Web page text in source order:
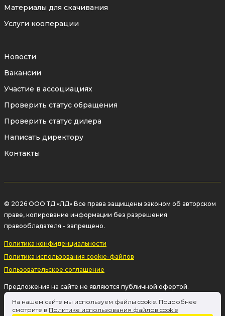
воздействия окружающей среды и
обеспечивает длительную эксплуатацию
корпусапредотвращает попадание
влаги и загрязнений внутрь редуктора,
обеспечивая надежную работу
внутренних механизмов и увеличивая
длительную эксплуатацию в тяжелых
промышленных условиях.
✅ Универсальность применения
Редукторы LD предназначены для
управления:
шаровыми кранами;
дископоворотными затворами;
Материалы для скачивания
Услуги кооперации
Новости
Вакансии
Участие в ассоциациях
Проверить статус обращения
Проверить статус дилера
Написать директору
Контакты
© 2026 ООО ТД «ЛД» Все права защищены законом об авторском
праве, копирование информации без разрешения
правообладателя - запрещено.
Политика конфиденциальности
Политика использования cookie-файлов
Пользовательское соглашение
Предложения на сайте не являются публичной офертой.
Информация на сайте о товаре носит рекламный характер и
расценивается как приглашение делать оферты на основании п.1
На нашем сайте мы используем файлы cookie. Подробнее
смотрите в Политике использования файлов cookie